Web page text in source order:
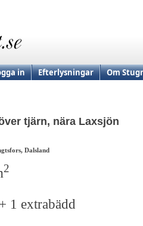
in Efterlysningar Om
tjärn, nära Laxsjön
Dalsland
2
1 extrabädd